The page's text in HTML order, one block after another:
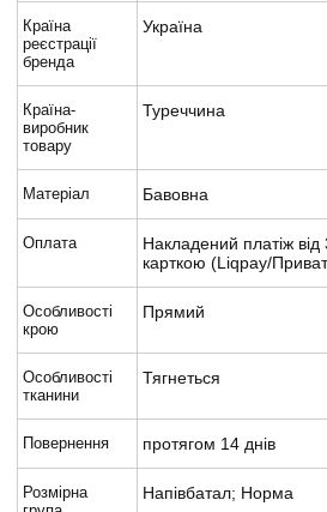
Країна
реєстрації
бренда
Україна
Країна-
виробник
товару
Туреччина
Матеріал Бавовна
Оплата
Накладений платіж
карткою (Liqpay/
Особливості
крою
Прямий
Особливості
тканини
Тягнеться
Повернення протягом 14 днів
Розмірна
Напівбатал; Норма